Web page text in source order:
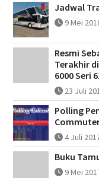
Jadwal
9 Mei
Resmi
Terakhir
6000 Seri
23 Juli
Polling
4 Juli
Buku
9 Mei